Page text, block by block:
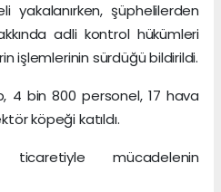
yakalanırken, şüphelilerden
adli kontrol hükümleri
işlemlerinin sürdüğü bildirildi.
4 bin 800 personel, 17 hava
köpeği katıldı.
ticaretiyle mücadelenin